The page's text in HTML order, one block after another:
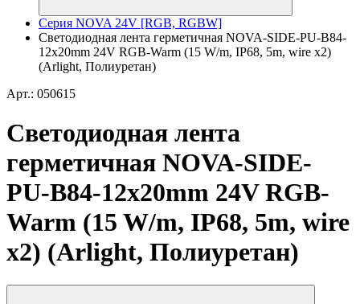
Серия NOVA 24V [RGB, RGBW]
Светодиодная лента герметичная NOVA-SIDE-PU-B84-
12x20mm 24V RGB-Warm (15 W/m, IP68, 5m, wire x2)
(Arlight, Полиуретан)
Арт.: 050615
Светодиодная лента
герметичная NOVA-SIDE-
PU-B84-12x20mm 24V RGB-
Warm (15 W/m, IP68, 5m, wire
x2) (Arlight, Полиуретан)